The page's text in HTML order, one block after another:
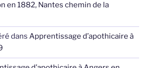
en 1882, Nantes chemin de la
dans Apprentissage d’apothicaire à